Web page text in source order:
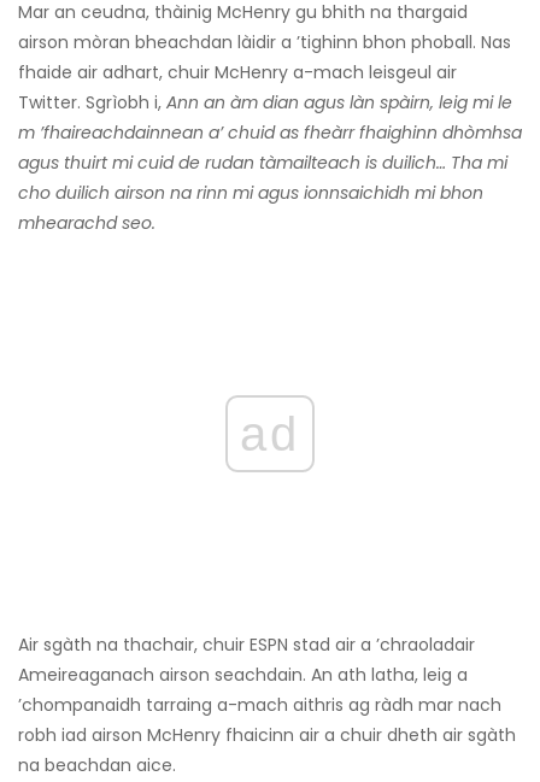
Mar an ceudna, thàinig McHenry gu bhith na thargaid
airson mòran bheachdan làidir a ’tighinn bhon phoball. Nas
fhaide air adhart, chuir McHenry a-mach leisgeul air
Twitter. Sgrìobh i, Ann an àm dian agus làn spàirn, leig mi le
m ’fhaireachdainnean a’ chuid as fheàrr fhaighinn dhòmhsa
agus thuirt mi cuid de rudan tàmailteach is duilich… Tha mi
cho duilich airson na rinn mi agus ionnsaichidh mi bhon
mhearachd seo.
ad
Air sgàth na thachair, chuir ESPN stad air a ’chraoladair
Ameireaganach airson seachdain. An ath latha, leig a
’chompanaidh tarraing a-mach aithris ag ràdh mar nach
robh iad airson McHenry fhaicinn air a chuir dheth air sgàth
na beachdan aice.